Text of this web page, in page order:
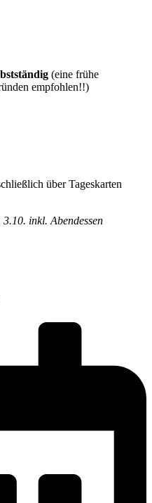
(eine frühe
empfohlen!!)
über Tageskarten
inkl. Abendessen